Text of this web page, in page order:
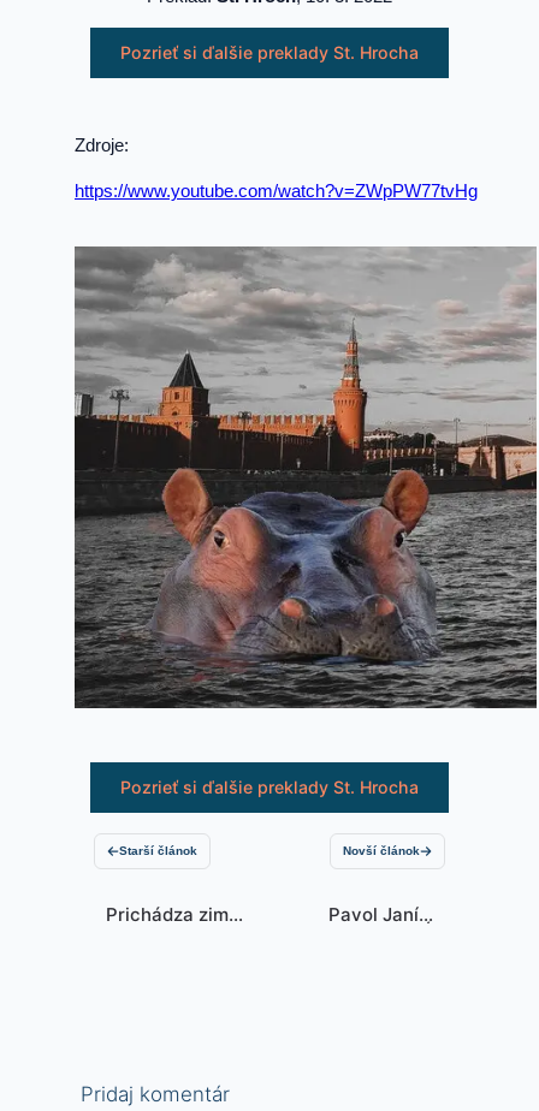
Pozrieť si ďalšie preklady St. Hrocha
Zdroje:
https://www.youtube.com/watch?v=ZWpPW77tvHg
Pozrieť si ďalšie preklady St. Hrocha
Starší článok
Prichádza zima,
Novší článok
Pavol Janík:
Pridaj komentár